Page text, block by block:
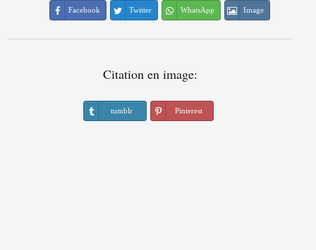
Facebook Twitter WhatsApp Image
Citation en image:
tumblr Pinterest